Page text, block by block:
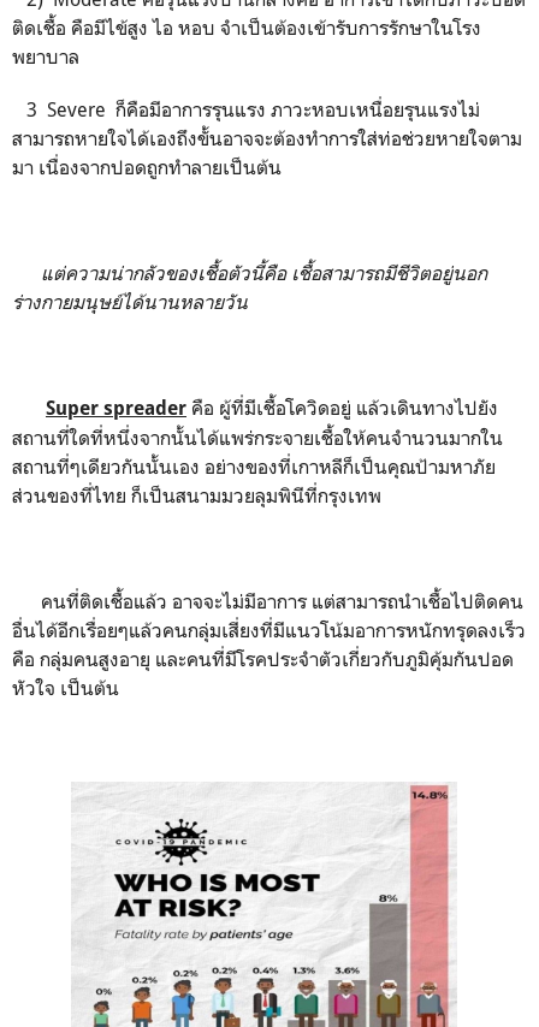
ติดเชื้อ คือมีไข้สูง ไอ หอบ จำเป็นต้องเข้ารับการรักษาในโรง
พยาบาล
3 Severe ก็คือมีอาการรุนแรง ภาวะหอบเหนื่อยรุนแรงไม่
สามารถหายใจได้เองถึงขั้นอาจจะต้องทำการใส่ท่อช่วยหายใจตาม
มา เนื่องจากปอดถูกทำลายเป็นต้น
แต่ความน่ากลัวของเชื้อตัวนี้คือ เชื้อสามารถมีชีวิตอยู่นอก
ร่างกายมนุษย์ได้นานหลายวัน
Super spreader คือ ผู้ที่มีเชื้อโควิดอยู่ แล้วเดินทางไปยัง
สถานที่ใดที่หนึ่งจากนั้นได้แพร่กระจายเชื้อให้คนจำนวนมากใน
สถานที่ๆเดียวกันนั้นเอง อย่างของที่เกาหลีก็เป็นคุณป้ามหาภัย
ส่วนของที่ไทย ก็เป็นสนามมวยลุมพินีที่กรุงเทพ
คนที่ติดเชื้อแล้ว อาจจะไม่มีอาการ แต่สามารถนำเชื้อไปติดคน
อื่นได้อีกเรื่อยๆแล้วคนกลุ่มเสี่ยงที่มีแนวโน้มอาการหนักทรุดลงเร็ว
คือ กลุ่มคนสูงอายุ และคนที่มีโรคประจำตัวเกี่ยวกับภูมิคุ้มกันปอด
หัวใจ เป็นต้น